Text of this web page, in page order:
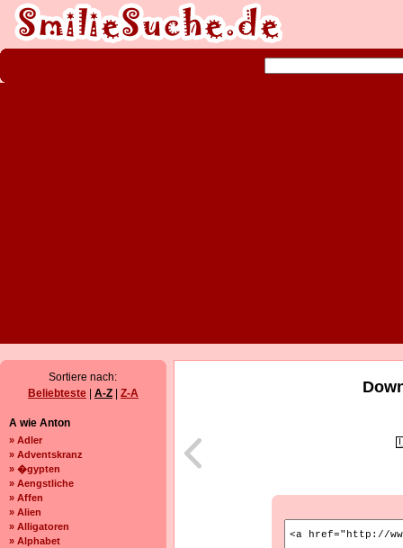
Sortiere nach:
Beliebteste
A-Z Z-A
A wie Anton
» Adler
» Adventskranz
» �gypten
» Aengstliche
» Affen
» Alien
» Alligatoren
» Alphabet